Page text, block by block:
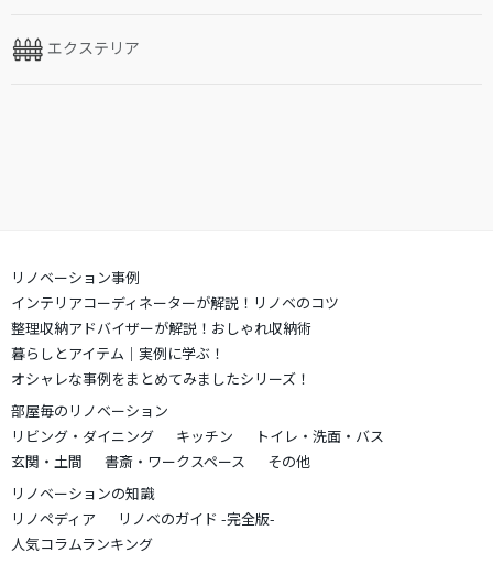
エクステリア
リノベーション事例
インテリアコーディネーターが解説！リノベのコツ
整理収納アドバイザーが解説！おしゃれ収納術
暮らしとアイテム｜実例に学ぶ！
オシャレな事例をまとめてみましたシリーズ！
部屋毎のリノベーション
リビング・ダイニング
キッチン
トイレ・洗面・バス
玄関・土間
書斎・ワークスペース
その他
リノベーションの知識
リノペディア
リノベのガイド -完全版-
人気コラムランキング